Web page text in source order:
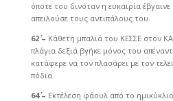
όποτε του δινόταν η ευκαιρία
απειλούσε τους αντιπάλους του.
62΄ – Κάθετη μπαλιά του ΚΕΣΣΕ στον
πλάγια δεξιά βγήκε μόνος του
κατάφερε να τον πλασάρει με τον
πόδια.
64΄ – Εκτέλεση φάουλ από το